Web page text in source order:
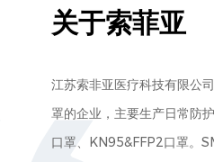
关于索菲亚
江苏索非亚医疗科技有限公
罩的企业，主要生产日常防
口罩、KN95&FFP2口罩。